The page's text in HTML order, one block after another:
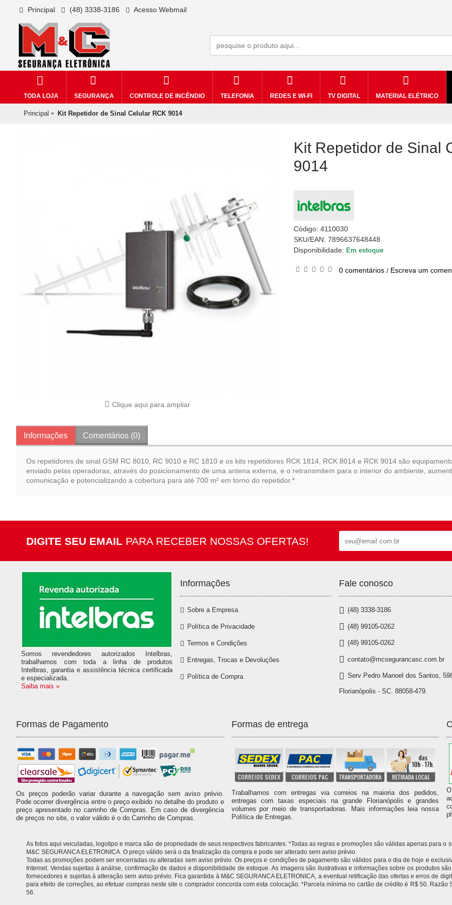
Principal (48) 3338-3186 Acesso Webmail
TODA LOJA SEGURANÇA CONTROLE DE INCÊNDIO TELEFONIA REDES E WI-FI TV DIGITAL MATERIAL ELÉTRICO
Principal Kit Repetidor de Sinal Celular RCK 9014
Clique aqui para ampliar
Kit Repetidor de Sinal
9014
Código: 4110030
SKU/EAN: 7896637648448
Disponibilidade: Em estoque
0 comentários / Escreva um
Informações Comentários (0)
Os repetidores de sinal GSM RC 8010, RC 9010 e RC 1810 e os kits repetidores RCK 1814, RCK 8014 e RCK 9014 são
enviado pelas operadoras, através do posicionamento de uma antena externa, e o retransmitem para o interior do ambiente,
comunicação e potencializando a cobertura para até 700 m² em torno do repetidor.*
DIGITE SEU EMAIL PARA RECEBER NOSSAS OFERTAS!
Somos revendedores autorizados Intelbras,
trabalhamos com toda a linha de produtos
Intelbras, garantia e assistência técnica certificada
e especializada.
Saiba mais »
Informações
Sobre a Empresa
Política de Privacidade
Termos e Condições
Entregas, Trocas e Devoluções
Política de Compra
Fale conosco
(48) 3338-3186
(48) 99105-0262
(48) 99105-0262
contato@mcsegurancasc.com.br
Serv Pedro Manoel dos Santos,
Florianópolis - SC. 88058-479.
Formas de Pagamento
Os preços poderão variar durante a navegação sem aviso prévio.
Pode ocorrer divergência entre o preço exibido no detalhe do produto e
preço apresentado no carrinho de Compras. Em caso de divergência
de preços no site, o valor válido é o do Carrinho de Compras.
Formas de entrega
Trabalhamos com entregas via correios na maioria dos pedidos,
entregas com taxas especiais na grande Florianópolis e grandes
volumes por meio de transportadoras. Mais informações leia nossa
Política de Entregas.
As fotos aqui veiculadas, logotipo e marca são de propriedade de seus respectivos fabricantes. *Todas as regras e promoções são válidas apenas para o
M&C SEGURANCA ELETRONICA. O preço válido será o da finalização da compra e pode ser alterado sem aviso prévio.
Todas as promoções podem ser encerradas ou alteradas sem aviso prévio. Os preços e condições de pagamento são válidos para o dia de hoje e
Internet. Vendas sujeitas à análise, confirmação de dados e disponibilidade de estoque. As imagens são ilustrativas e informações sobre os produtos
fornecedores e sujeitas à alteração sem aviso prévio. Fica garantida à M&C SEGURANCA ELETRONICA, a eventual retificação das ofertas e erros de
para efeito de correções, ao efetuar compras neste site o comprador concorda com esta colocação. *Parcela mínima no cartão de crédito é R$ 50. Razão
56.